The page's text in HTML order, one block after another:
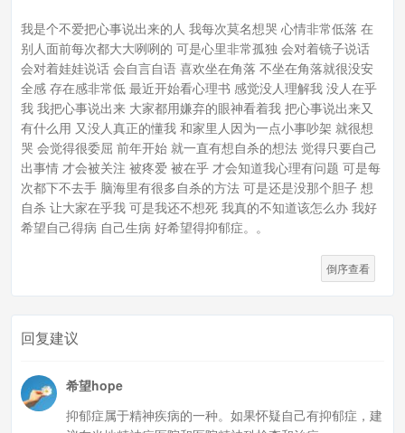
我是个不爱把心事说出来的人 我每次莫名想哭 心情非常低落 在
别人面前每次都大大咧咧的 可是心里非常孤独 会对着镜子说话
会对着娃娃说话 会自言自语 喜欢坐在角落 不坐在角落就很没安
全感 存在感非常低 最近开始看心理书 感觉没人理解我 没人在乎
我 我把心事说出来 大家都用嫌弃的眼神看着我 把心事说出来又
有什么用 又没人真正的懂我 和家里人因为一点小事吵架 就很想
哭 会觉得很委屈 前年开始 就一直有想自杀的想法 觉得只要自己
出事情 才会被关注 被疼爱 被在乎 才会知道我心理有问题 可是每
次都下不去手 脑海里有很多自杀的方法 可是还是没那个胆子 想
自杀 让大家在乎我 可是我还不想死 我真的不知道该怎么办 我好
希望自己得病 自己生病 好希望得抑郁症。。
倒序查看
回复建议
希望hope
抑郁症属于精神疾病的一种。如果怀疑自己有抑郁症，建